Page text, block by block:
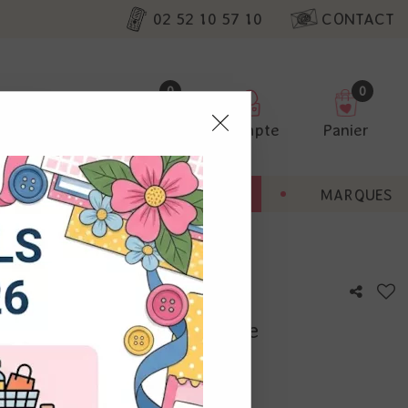
02 52 10 57 10 CONTACT
0
Compte
0
Panier
BONNES AFFAIRES MARQUES
de bébé - Nellie's Choice
avis !
nos
non
Vous
à droite